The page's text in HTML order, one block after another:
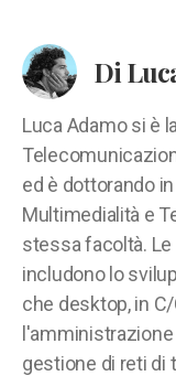
Di
Luca Adamo si è
ed è dottorando
Multimedialità e
stessa facoltà.
includono lo
che desktop, in C/
l'amministrazione
gestione di reti di